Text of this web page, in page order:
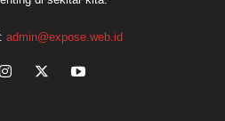
admin@expose.web.id